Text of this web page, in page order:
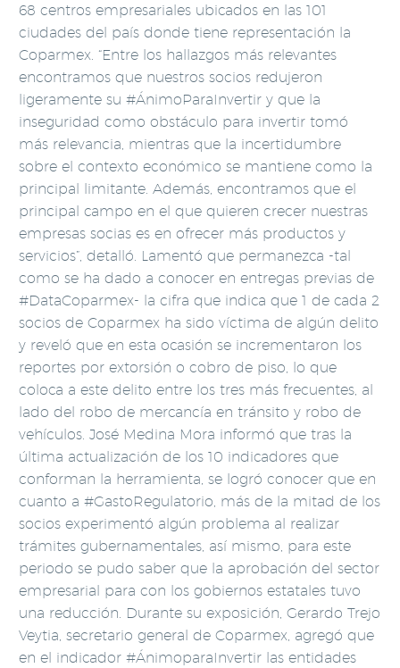
68 centros empresariales ubicados en las 101
ciudades del país donde tiene representación la
Coparmex. “Entre los hallazgos más relevantes
encontramos que nuestros socios redujeron
ligeramente su #ÁnimoParaInvertir y que la
inseguridad como obstáculo para invertir tomó
más relevancia, mientras que la incertidumbre
sobre el contexto económico se mantiene como la
principal limitante. Además, encontramos que el
principal campo en el que quieren crecer nuestras
empresas socias es en ofrecer más productos y
servicios”, detalló. Lamentó que permanezca -tal
como se ha dado a conocer en entregas previas de
#DataCoparmex- la cifra que indica que 1 de cada 2
socios de Coparmex ha sido víctima de algún delito
y reveló que en esta ocasión se incrementaron los
reportes por extorsión o cobro de piso, lo que
coloca a este delito entre los tres más frecuentes, al
lado del robo de mercancía en tránsito y robo de
vehículos. José Medina Mora informó que tras la
última actualización de los 10 indicadores que
conforman la herramienta, se logró conocer que en
cuanto a #GastoRegulatorio, más de la mitad de los
socios experimentó algún problema al realizar
trámites gubernamentales, así mismo, para este
periodo se pudo saber que la aprobación del sector
empresarial para con los gobiernos estatales tuvo
una reducción. Durante su exposición, Gerardo Trejo
Veytia, secretario general de Coparmex, agregó que
en el indicador #ÁnimoparaInvertir las entidades